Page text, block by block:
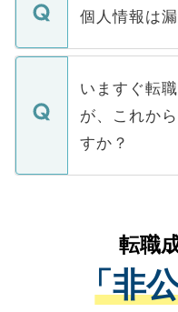
■応募殺到を
関を公にして
に、医療機関
みを人材紹介
ています。
ん。また、仮
定を承諾する
の辞退の連絡
個人情報は
個人情報が漏
で、ご安心く
などで収集し
ご本人のキャ
支援を目的に
ているすべて
は、個人情報
管理基準を満
る、プライバ
いますぐ転
が、これか
すか？
かがいして、
経験をまじえ
させていただ
ない方には、
転職
「非